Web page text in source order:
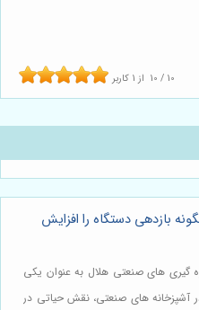
10 / 10 از1 کاربر
بازدهی دستگاه را افزایش
گیری های صنعتی هلال به عنوان یکی
در آشپزخانه های صنعتی، نقش حیاتی در